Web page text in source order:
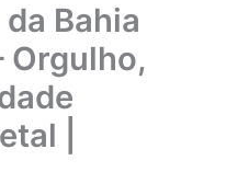
Bahia
Orgulho,
|